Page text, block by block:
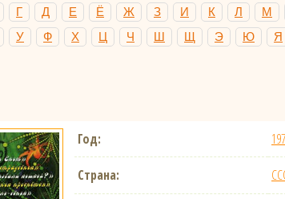
Г Д Е Ё Ж З И К Л М
У Ф Х Ц Ч Ш Щ Э Ю Я
Год:
Страна: